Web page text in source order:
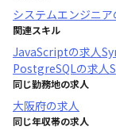
システムエンジニア
関連スキル
JavaScriptの求人
PostgreSQLの求人
同じ勤務地の求人
大阪府の求人
同じ年収帯の求人